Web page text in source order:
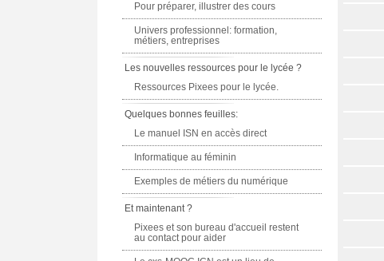
Pour préparer, illustrer des cours
Univers professionnel: formation,
métiers, entreprises
Les nouvelles ressources pour le lycée ?
Ressources Pixees pour le lycée.
Quelques bonnes feuilles:
Le manuel ISN en accès direct
Informatique au féminin
Exemples de métiers du numérique
Et maintenant ?
Pixees et son bureau d'accueil restent
au contact pour aider